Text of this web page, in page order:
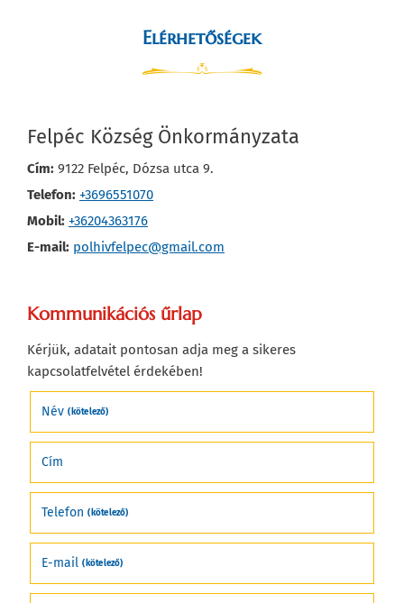
Elérhetőségek
Felpéc Község Önkormányzata
Cím: 9122 Felpéc, Dózsa utca 9.
Telefon: +3696551070
Mobil: +36204363176
E-mail: polhivfelpec@gmail.com
Kommunikációs űrlap
Kérjük, adatait pontosan adja meg a sikeres
kapcsolatfelvétel érdekében!
Név (kötelező)
Cím
Telefon (kötelező)
E-mail (kötelező)